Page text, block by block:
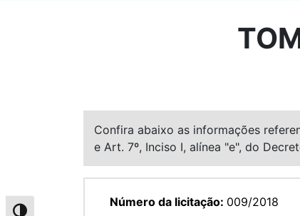
Confira abaixo as informações
e Art. 7º, Inciso I, alínea "e", do
Número da licitação: 009/2018